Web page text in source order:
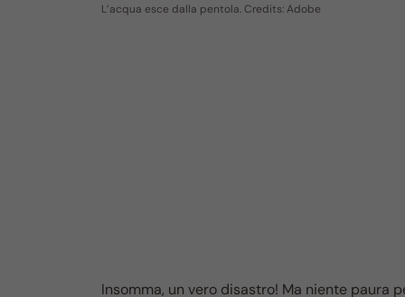
L’acqua esce dalla pentola. Credits: Adobe
Insomma, un vero disastro! Ma niente paura